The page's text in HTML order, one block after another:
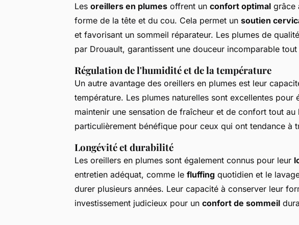
Les oreillers en plumes offrent un confort optimal grâce
forme de la tête et du cou. Cela permet un soutien
et favorisant un sommeil réparateur. Les plumes de
par Drouault, garantissent une douceur incomparable
Régulation de l'humidité et de la température
Un autre avantage des oreillers en plumes est leur
température. Les plumes naturelles sont excellentes
maintenir une sensation de fraîcheur et de confort tout
particulièrement bénéfique pour ceux qui ont tendance à
Longévité et durabilité
Les oreillers en plumes sont également connus pour leur
entretien adéquat, comme le fluffing quotidien et le
durer plusieurs années. Leur capacité à conserver leur
investissement judicieux pour un confort de sommeil